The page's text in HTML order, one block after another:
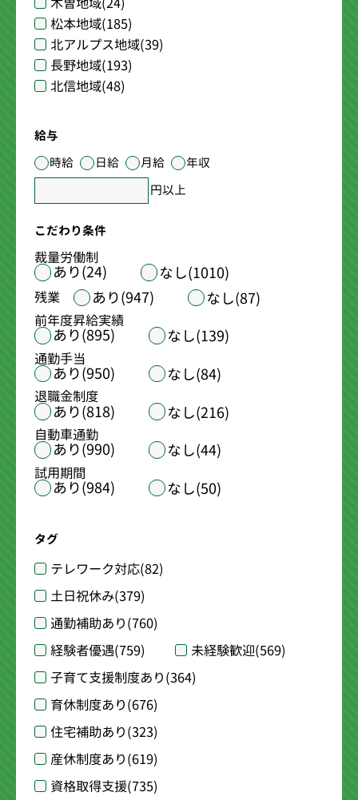
松本地域(185)
北アルプス地域(39)
長野地域(193)
北信地域(48)
給与
時給
日給 月給
年収
円以上
こだわり条件
裁量労働制
あり(24) なし(1010)
残業 あり(947) なし(87)
前年度昇給実績
あり(895) なし(139)
通勤手当
あり(950) なし(84)
退職金制度
あり(818) なし(216)
自動車通勤
あり(990) なし(44)
試用期間
あり(984) なし(50)
タグ
テレワーク対応(82)
土日祝休み(379)
通勤補助あり(760)
経験者優遇(759) 未経験歓迎(569)
子育て支援制度あり(364)
育休制度あり(676)
住宅補助あり(323)
産休制度あり(619)
資格取得支援(735)